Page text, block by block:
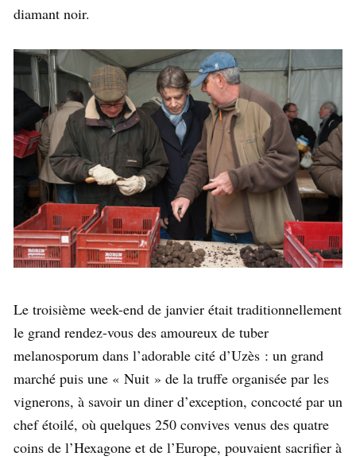
diamant noir.
Le troisième week-end de janvier était traditionnellement
le grand rendez-vous des amoureux de tuber
melanosporum dans l’adorable cité d’Uzès : un grand
marché puis une « Nuit » de la truffe organisée par les
vignerons, à savoir un diner d’exception, concocté par un
chef étoilé, où quelques 250 convives venus des quatre
coins de l’Hexagone et de l’Europe, pouvaient sacrifier à